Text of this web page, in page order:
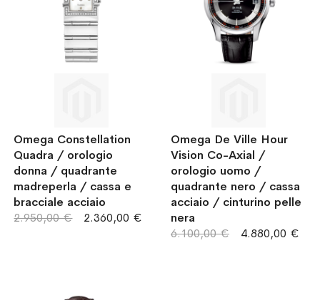
Omega Constellation
Quadra / orologio
donna / quadrante
madreperla / cassa e
bracciale acciaio
2.360,00 €
2.950,00 €
Omega De Ville Hour
Vision Co-Axial /
orologio uomo /
quadrante nero / cassa
acciaio / cinturino pelle
nera
4.880,00 €
6.100,00 €